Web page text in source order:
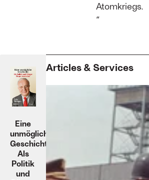
Atomkriegs.
“
Eine
unmögliche
Geschichte:
Als
Politik
und
Articles & Services